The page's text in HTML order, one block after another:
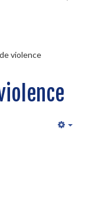
violence